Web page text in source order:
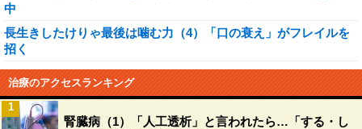
中
長生きしたけりゃ最後は噛む力（4）「口の衰え」がフレイルを
招く
治療のアクセスランキング
腎臓病（1）「人工透析」と言われたら…「する・し
1